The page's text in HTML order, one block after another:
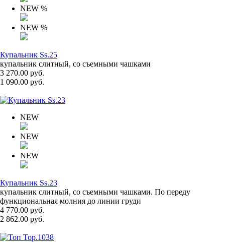
NEW %
NEW %
Купальник Ss.25
купальник слитный, со съемными чашками
3 270.00 руб.
1 090.00 руб.
NEW
NEW
NEW
Купальник Ss.23
купальник слитный, со съемными чашками. По переду
функциональная молния до линии груди
4 770.00 руб.
2 862.00 руб.